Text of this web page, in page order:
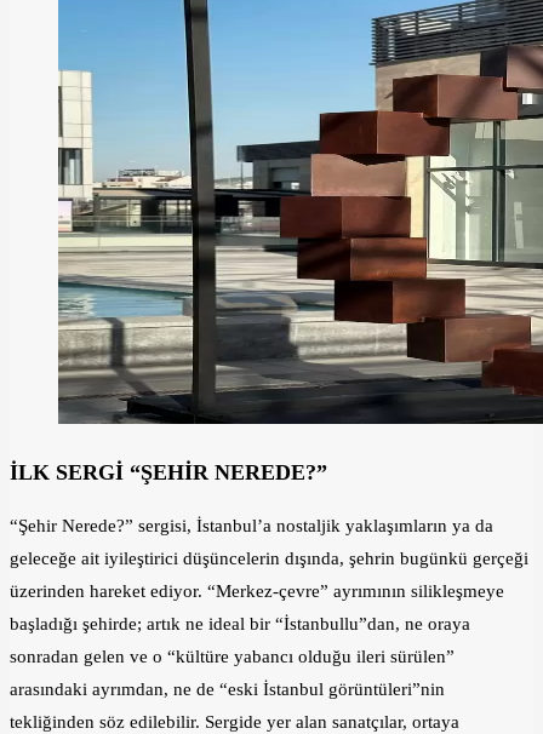
İLK SERGİ “ŞEHİR NEREDE?”
“Şehir Nerede?” sergisi, İstanbul’a nostaljik yaklaşımların ya da
geleceğe ait iyileştirici düşüncelerin dışında, şehrin bugünkü gerçeği
üzerinden hareket ediyor. “Merkez-çevre” ayrımının silikleşmeye
başladığı şehirde; artık ne ideal bir “İstanbullu”dan, ne oraya
sonradan gelen ve o “kültüre yabancı olduğu ileri sürülen”
arasındaki ayrımdan, ne de “eski İstanbul görüntüleri”nin
tekliğinden söz edilebilir. Sergide yer alan sanatçılar, ortaya